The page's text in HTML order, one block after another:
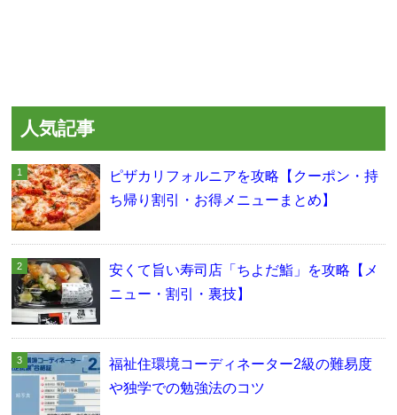
人気記事
ピザカリフォルニアを攻略【クーポン・持
ち帰り割引・お得メニューまとめ】
安くて旨い寿司店「ちよだ鮨」を攻略【メ
ニュー・割引・裏技】
福祉住環境コーディネーター2級の難易度
や独学での勉強法のコツ